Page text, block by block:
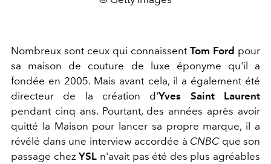
Nombreux sont ceux qui connaissent Tom Ford pour
sa maison de couture de luxe éponyme qu'il a
fondée en 2005. Mais avant cela, il a également été
directeur de la création d'Yves Saint Laurent
pendant cinq ans. Pourtant, des années après avoir
quitté la Maison pour lancer sa propre marque, il a
révélé dans une interview accordée à CNBC que son
passage chezYSL n'avait pas été des plus agréables